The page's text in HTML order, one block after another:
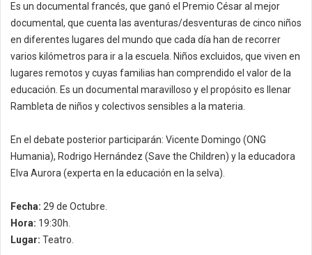
Es un documental francés, que ganó el Premio César al mejor
documental, que cuenta las aventuras/desventuras de cinco niños
en diferentes lugares del mundo que cada día han de recorrer
varios kilómetros para ir a la escuela. Niños excluidos, que viven en
lugares remotos y cuyas familias han comprendido el valor de la
educación. Es un documental maravilloso y el propósito es llenar
Rambleta de niños y colectivos sensibles a la materia.
En el debate posterior participarán: Vicente Domingo (ONG
Humania), Rodrigo Hernández (Save the Children) y la educadora
Elva Aurora (experta en la educación en la selva).
Fecha: 29 de Octubre.
Hora: 19:30h.
Lugar: Teatro.